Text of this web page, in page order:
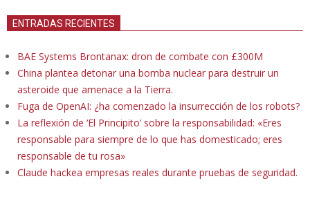
ENTRADAS RECIENTES
BAE Systems Brontanax: dron de combate con £300M
China plantea detonar una bomba nuclear para destruir un
asteroide que amenace a la Tierra.
Fuga de OpenAI: ¿ha comenzado la insurrección de los robots?
La reflexión de ‘El Principito’ sobre la responsabilidad: «Eres
responsable para siempre de lo que has domesticado; eres
responsable de tu rosa»
Claude hackea empresas reales durante pruebas de seguridad.